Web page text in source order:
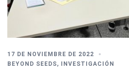
17 DE NOVIEMBRE DE 2022
BEYOND SEEDS, INVESTIGACIÓN